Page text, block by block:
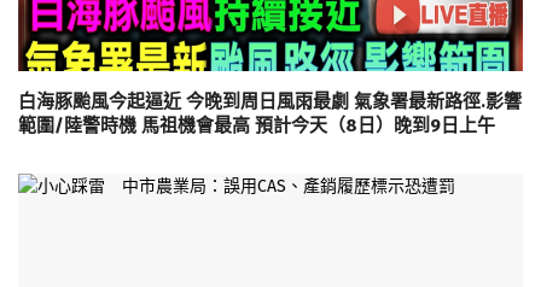
白海豚颱風今起逼近 今晚到周日風雨最劇 氣象署最新路徑.影響
範圍/陸警時機 馬祖機會最高 預計今天（8日）晚到9日上午